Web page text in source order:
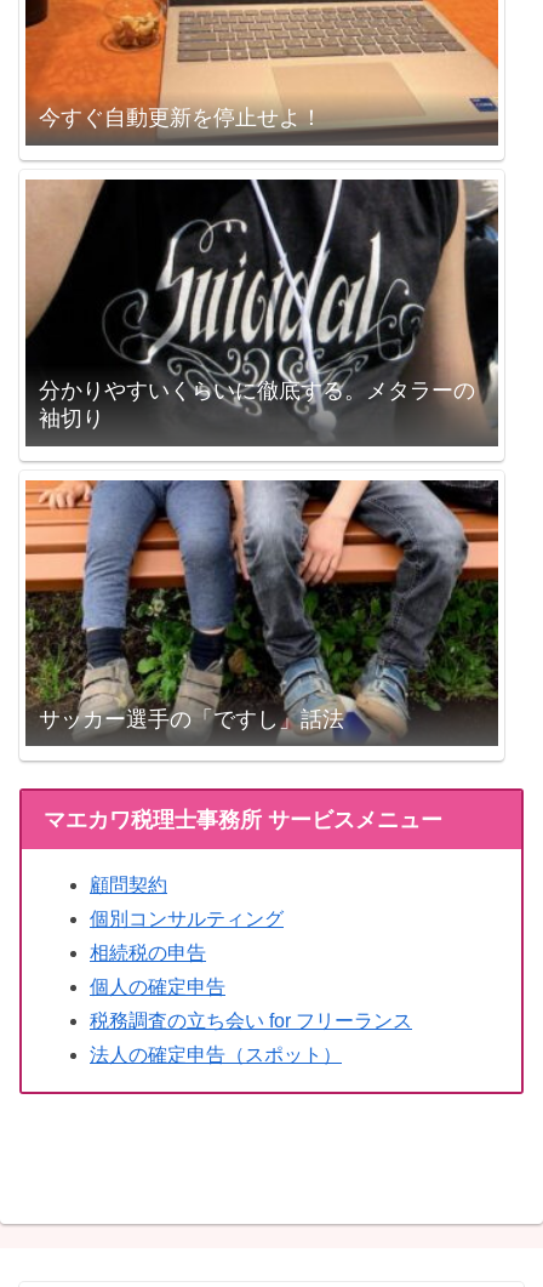
今すぐ自動更新を停止せよ！
分かりやすいくらいに徹底する。メタラーの
袖切り
サッカー選手の「ですし」話法
マエカワ税理士事務所 サービスメニュー
顧問契約
個別コンサルティング
相続税の申告
個人の確定申告
税務調査の立ち会い for フリーランス
法人の確定申告（スポット）